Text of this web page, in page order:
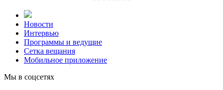
Новости
Интервью
Программы и ведущие
Сетка вещания
Мобильное приложение
Мы в соцсетях